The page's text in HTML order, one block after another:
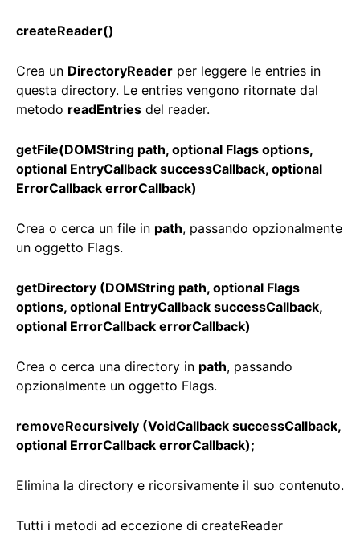
createReader()
Crea un DirectoryReader per leggere le entries in
questa directory. Le entries vengono ritornate dal
metodo readEntries del reader.
getFile(DOMString path, optional Flags options,
optional EntryCallback successCallback, optional
ErrorCallback errorCallback)
Crea o cerca un file in path, passando opzionalmente
un oggetto Flags.
getDirectory (DOMString path, optional Flags
options, optional EntryCallback successCallback,
optional ErrorCallback errorCallback)
Crea o cerca una directory in path, passando
opzionalmente un oggetto Flags.
removeRecursively (VoidCallback successCallback,
optional ErrorCallback errorCallback);
Elimina la directory e ricorsivamente il suo contenuto.
Tutti i metodi ad eccezione di createReader